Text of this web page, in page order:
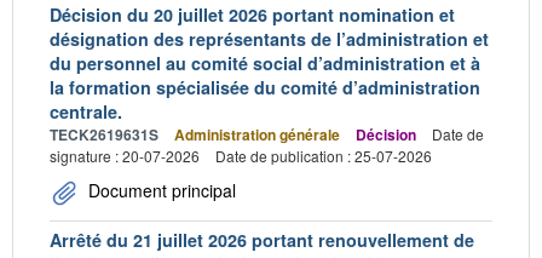
Décision du 20 juillet 2026 portant nomination et
désignation des représentants de l’administration et
du personnel au comité social d’administration et à
la formation spécialisée du comité d’administration
centrale.
TECK2619631S Administration générale Décision
Date de
signature : 20-07-2026
Date de publication : 25-07-2026
Document principal
Arrêté du 21 juillet 2026 portant renouvellement de